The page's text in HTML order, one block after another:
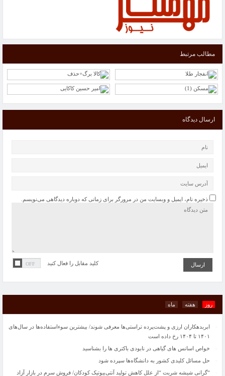
مطالب مرتبط
ارسال دیدگاه
ذخیره نام، ایمیل و وبسایت من در مرورگر برای زمانی که دوباره دیدگاهی می‌نویسم.
کلید مقابل را فعال کنید
روز هفته ماه
کاهش سرانه مصرف لبنیات در کشور/ زمزمه گرانی دوباره شیر خام
طرح اولیه ایرباس از بالگردی با دوبال
ایران و چین در مورد مسائل منطقه ای اشتراک مواضع دارند
ابربدهکاران ارزی و پشت‌پرده تراستی‌ها معرفی شوند/ بیشترین سوءاستفاده‌ها در سال‌های
۱۴۰۱ تا ۱۴۰۴ رخ داده است
خواص اسانس های گیاهی در نابودی باکتری ها را بشناسید
حل مسائل کلیدی کشور به دانشگاه‌ها سپرده شود
“گرانی شیشه شربت “از علل کاهش تولید آنتی‌بیوتیک کودکان/ فروش سرم در بازار آزاد